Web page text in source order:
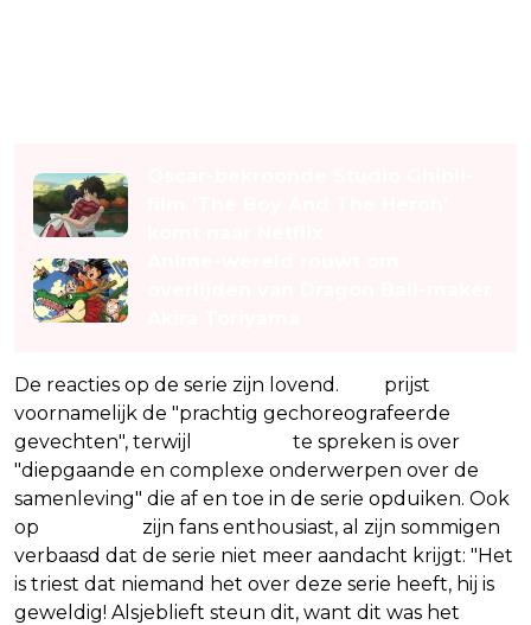
De reacties op de serie zijn lovend.
prijst
voornamelijk de "prachtig gechoreografeerde
gevechten", terwijl
te spreken is over
"diepgaande en complexe onderwerpen over de
samenleving" die af en toe in de serie opduiken. Ook
op
zijn fans enthousiast, al zijn sommigen
verbaasd dat de serie niet meer aandacht krijgt: "Het
is triest dat niemand het over deze serie heeft, hij is
geweldig! Alsjeblieft steun dit, want dit was het